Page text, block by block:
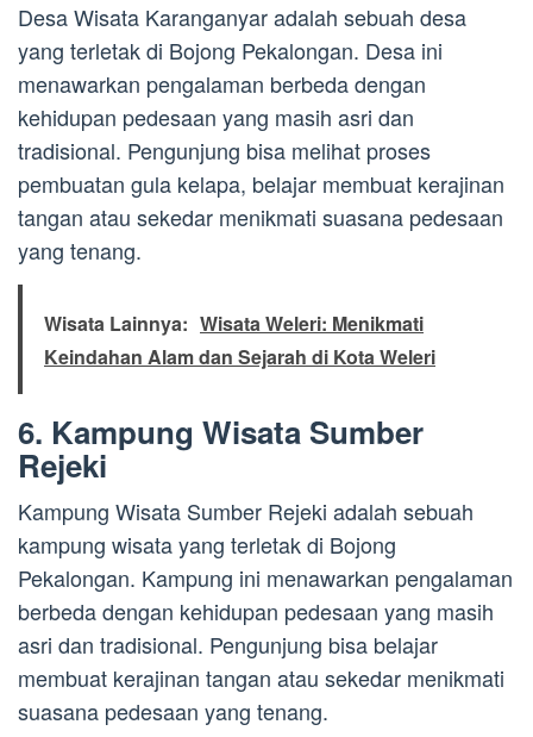
Desa Wisata Karanganyar adalah sebuah desa
yang terletak di Bojong Pekalongan. Desa ini
menawarkan pengalaman berbeda dengan
kehidupan pedesaan yang masih asri dan
tradisional. Pengunjung bisa melihat proses
pembuatan gula kelapa, belajar membuat kerajinan
tangan atau sekedar menikmati suasana pedesaan
yang tenang.
Wisata Lainnya: Wisata Weleri: Menikmati
Keindahan Alam dan Sejarah di Kota Weleri
6. Kampung Wisata Sumber
Rejeki
Kampung Wisata Sumber Rejeki adalah sebuah
kampung wisata yang terletak di Bojong
Pekalongan. Kampung ini menawarkan pengalaman
berbeda dengan kehidupan pedesaan yang masih
asri dan tradisional. Pengunjung bisa belajar
membuat kerajinan tangan atau sekedar menikmati
suasana pedesaan yang tenang.